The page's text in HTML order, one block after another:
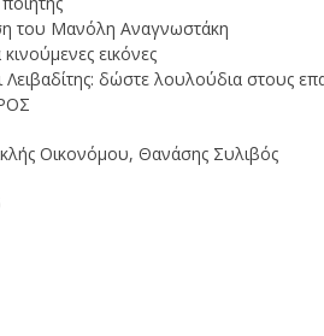
του Μανόλη Αναγνωστάκη
εικόνες
δώστε λουλούδια στους
Οικονόμου, Θανάσης Συλιβός